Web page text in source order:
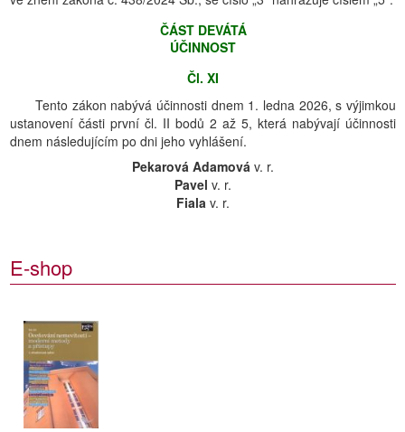
ČÁST DEVÁTÁ
ÚČINNOST
Čl. XI
Tento zákon nabývá účinnosti dnem 1. ledna 2026, s výjimkou
ustanovení části první čl. II bodů 2 až 5, která nabývají účinnosti
dnem následujícím po dni jeho vyhlášení.
Pekarová Adamová v. r.
Pavel v. r.
Fiala v. r.
E-shop